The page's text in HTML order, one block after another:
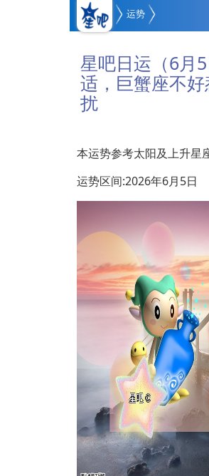
运势
星吧日运（6月
适，巨蟹座不
扰
本运势参考太阳及上升星
运势区间:2026年6月5日